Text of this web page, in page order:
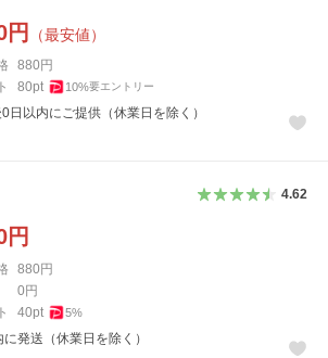
円 （最安値）
880 円
80pt 10%要エントリー
日以内にご提供（休業日を除く）
4.62
円
880 円
0 円
40pt 5%
発送（休業日を除く）